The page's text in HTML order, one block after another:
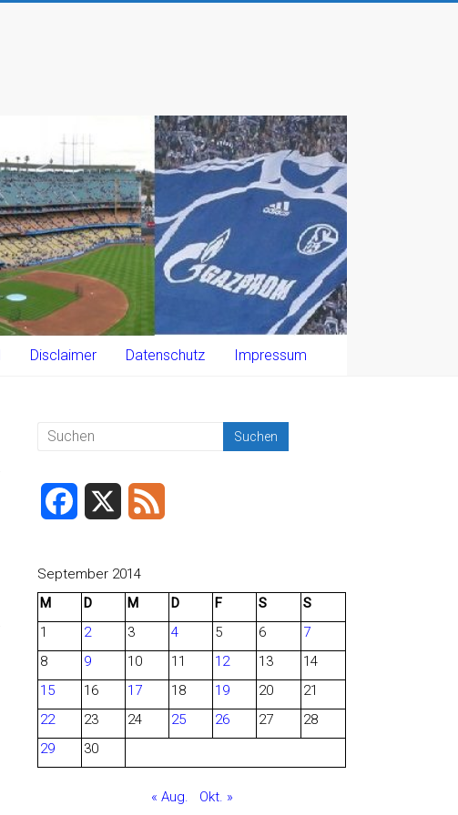
Disclaimer Datenschutz Impressum
c
e
o
o
k
d
September 2014
M
D M D F S
S
1
2 3 4 5 6
7
8
9 10 11 12 13
14
15
16 17 18 19 20
21
22
23 24 25 26 27
28
29
30
« Aug. Okt. »